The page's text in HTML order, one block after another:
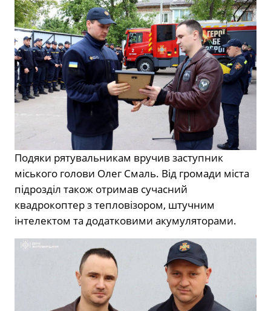
Подяки рятувальникам вручив заступник
міського голови Олег Смаль. Від громади міста
підрозділ також отримав сучасний
квадрокоптер з тепловізором, штучним
інтелектом та додатковими акумуляторами.